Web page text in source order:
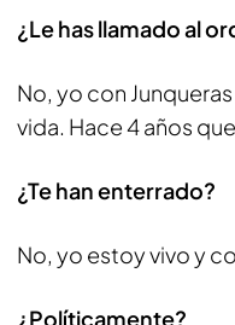
¿Le has llamado al
No, yo con
vida. Hace 4 años
¿Te han enterrado?
No, yo estoy vivo y
¿Políticamente?